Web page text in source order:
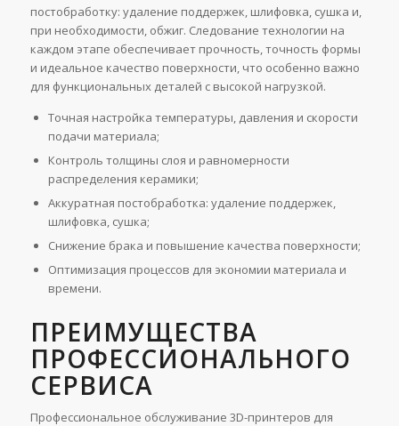
постобработку: удаление поддержек, шлифовка, сушка и,
при необходимости, обжиг. Следование технологии на
каждом этапе обеспечивает прочность, точность формы
и идеальное качество поверхности, что особенно важно
для функциональных деталей с высокой нагрузкой.
Точная настройка температуры, давления и скорости
подачи материала;
Контроль толщины слоя и равномерности
распределения керамики;
Аккуратная постобработка: удаление поддержек,
шлифовка, сушка;
Снижение брака и повышение качества поверхности;
Оптимизация процессов для экономии материала и
времени.
ПРЕИМУЩЕСТВА
ПРОФЕССИОНАЛЬНОГО
СЕРВИСА
Профессиональное обслуживание 3D-принтеров для